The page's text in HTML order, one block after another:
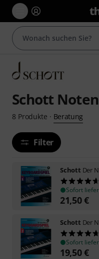
Schott
8 Produkte · Beratung
Filter
Schott Der
Sofort
21,50€
Schott Der
Sofort
19,50€